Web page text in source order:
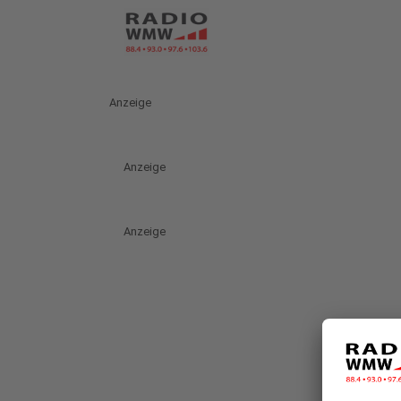
Anzeige
Anzeige
Anzeige